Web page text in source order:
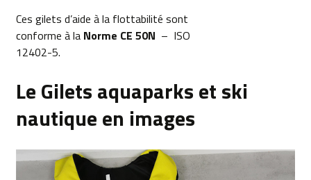
Ces gilets d’aide à la flottabilité sont
conforme à la Norme CE 50N – ISO
12402-5.
Le Gilets aquaparks et ski
nautique en images